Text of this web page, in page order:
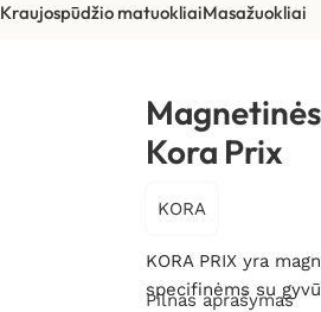
Kraujospūdžio matuokliaiMasažuokliai
Kora Prix
KORA
KORA PRIX yra
specifinėms su
Pilnas aprašymas